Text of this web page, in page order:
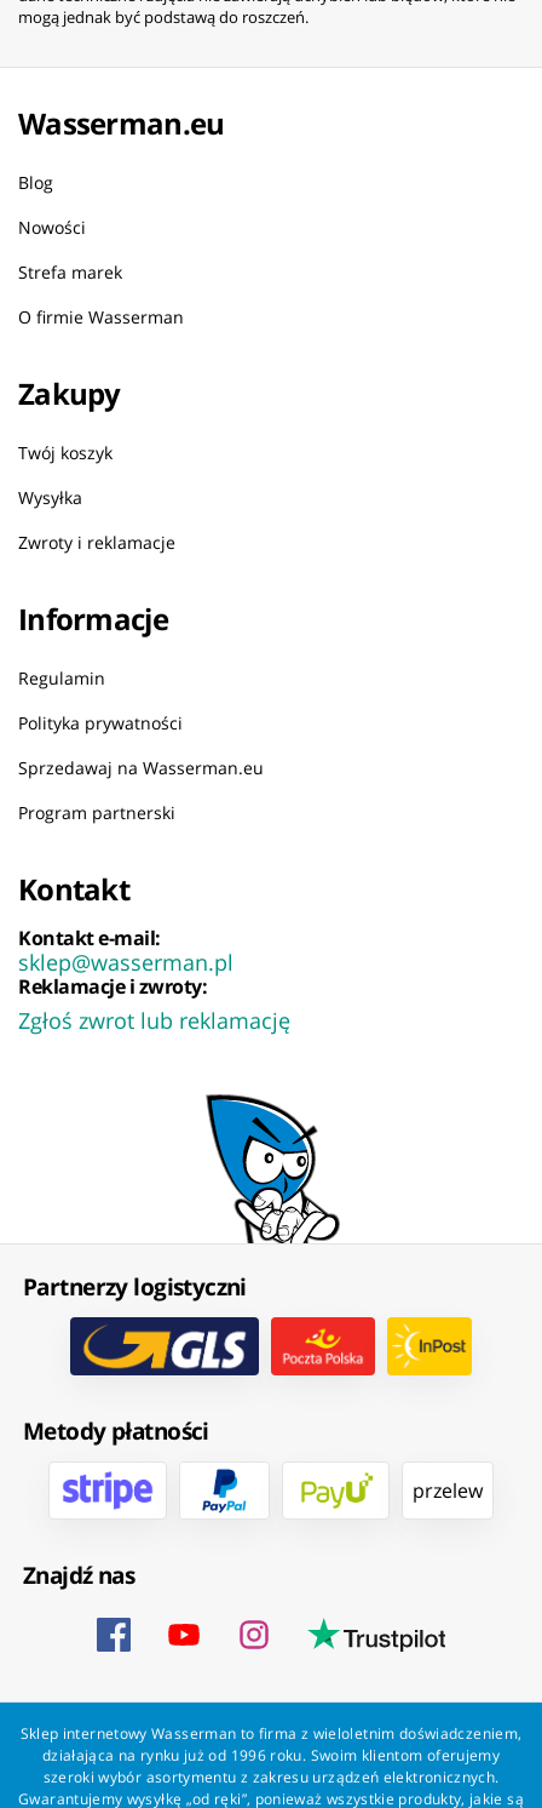
mogą jednak być podstawą do roszczeń.
Wasserman.eu
Blog
Nowości
Strefa marek
O firmie Wasserman
Zakupy
Twój koszyk
Wysyłka
Zwroty i reklamacje
Informacje
Regulamin
Polityka prywatności
Sprzedawaj na Wasserman.eu
Program partnerski
Kontakt
Kontakt e-mail:
sklep@wasserman.pl
Reklamacje i zwroty:
Zgłoś zwrot lub reklamację
Partnerzy logistyczni
Metody płatności
przelew
Znajdź nas
Sklep internetowy Wasserman to firma z wieloletnim doświadczeniem,
działająca na rynku już od 1996 roku. Swoim klientom oferujemy
szeroki wybór asortymentu z zakresu urządzeń elektronicznych.
Gwarantujemy wysyłkę „od ręki”, ponieważ wszystkie produkty, jakie są